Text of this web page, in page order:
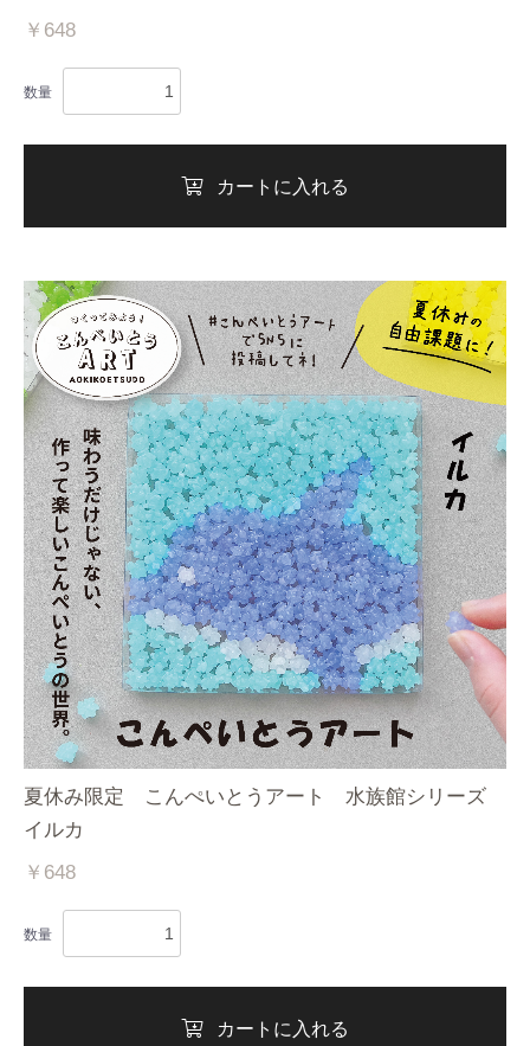
￥648
数量
カートに入れる
夏休み限定 こんぺいとうアート 水族館シリーズ
イルカ
￥648
数量
カートに入れる